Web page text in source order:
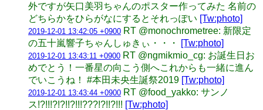
外ですが矢口美羽ちゃんのポスター作ってみた 名前の
どちらかをひらがなにするとそれっぽい [Tw:photo]
2019-12-01 13:42:05 +0900 RT @monochrometree: 新限定
の五十嵐響子ちゃんしゅきぃ・・・
[Tw:photo]
2019-12-01 13:43:11 +0900 RT @ngmikmio_cg: お誕生日お
めでとう！一番星の向こう側へこれからも一緒に進ん
でいこうね！ #本田未央生誕祭2019 [Tw:photo]
2019-12-01 13:43:44 +0900 RT @food_yakko: サンノ
ス!?!!!?!?!!?!!!???!?!!?!!! [Tw:photo]